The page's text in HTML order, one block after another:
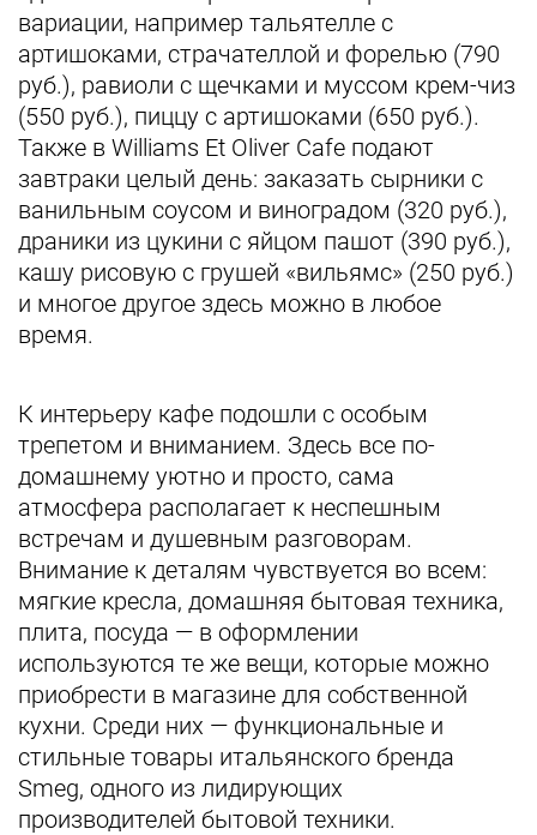
вариации, например тальятелле с
артишоками, страчателлой и форелью (790
руб.), равиоли с щечками и муссом крем-чиз
(550 руб.), пиццу с артишоками (650 руб.).
Также в Williams Et Oliver Cafe подают
завтраки целый день: заказать сырники с
ванильным соусом и виноградом (320 руб.),
драники из цукини с яйцом пашот (390 руб.),
кашу рисовую с грушей «вильямс» (250 руб.)
и многое другое здесь можно в любое
время.
К интерьеру кафе подошли с особым
трепетом и вниманием. Здесь все по-
домашнему уютно и просто, сама
атмосфера располагает к неспешным
встречам и душевным разговорам.
Внимание к деталям чувствуется во всем:
мягкие кресла, домашняя бытовая техника,
плита, посуда — в оформлении
используются те же вещи, которые можно
приобрести в магазине для собственной
кухни. Среди них — функциональные и
стильные товары итальянского бренда
Smeg, одного из лидирующих
производителей бытовой техники.